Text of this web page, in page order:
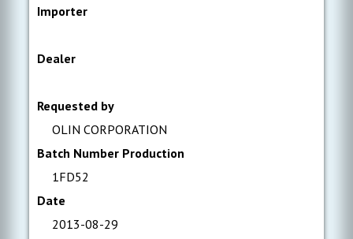
Importer
Dealer
Requested by
OLIN CORPORATION
Batch Number Production
1FD52
Date
2013-08-29